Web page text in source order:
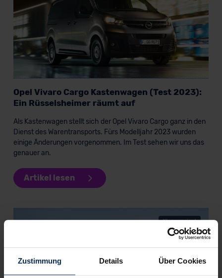
Zustimmung Details Über Cookies
Opel Vivaro Cargo Kastenwagen (Test 2023):
Ein Rüsselsheimer räumt auf
Als Kastenwagen stellt sich der Opel Vivaro Cargo ganz in den
Dienst des Warentransports. Fürs Modelljahr 2023 wurden
einige Änderungen vorgenommen. Im Test sehen wir uns das
genauer an.
Artikel lesen
KI-generiert